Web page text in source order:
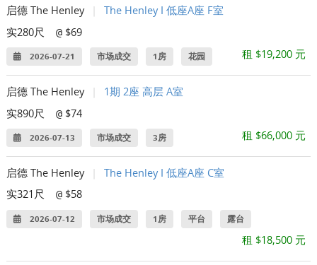
启德 The Henley
The Henley I 低座A座 F室
实280尺
@ $69
2026-07-21 市场成交 1房 花园 租 $19,200 元
启德 The Henley
1期 2座 高层 A室
实890尺
@ $74
2026-07-13 市场成交 3房 租 $66,000 元
启德 The Henley
The Henley I 低座A座 C室
实321尺
@ $58
2026-07-12 市场成交 1房 平台 露台
租 $18,500 元